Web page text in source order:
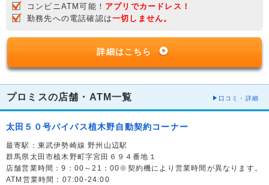
コンビニATM可能！ アプリでカードレス！
勤務先への電話確認は一切しません。
詳細はこちら
プロミスの店舗・ATM一覧 口コミ・詳細
太田５０号バイパス植木野自動契約コーナー
最寄駅：東武伊勢崎線 野州山辺駅
群馬県太田市植木野町字宮田６９４番地１
店舗営業時間：9：00～21：00※契約機により営業時間が異なります。
ATM営業時間：07:00-24:00